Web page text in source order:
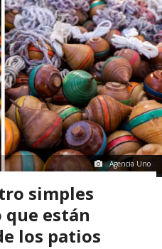
Agencia Uno
simples
que están
los patios